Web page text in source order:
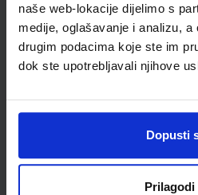
naše web-lokacije dijelimo s
medije, oglašavanje i analizu,
drugim podacima koje ste im
dok ste upotrebljavali njihove
Dopusti
Prilagodi
Reg br min